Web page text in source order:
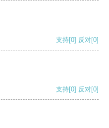
支持[0] 反对[0]
支持[0] 反对[0]